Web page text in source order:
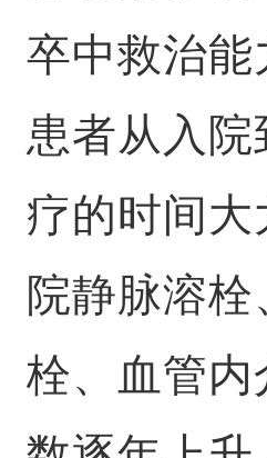
卒中救治能
患者从入
疗的时间大
院静脉溶栓
栓、血管内